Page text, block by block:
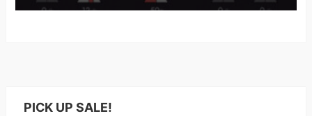
PICK UP SALE!